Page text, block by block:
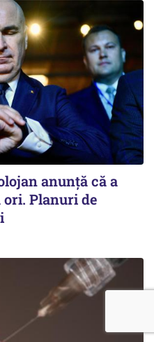
anunță că a
ori. Planuri de